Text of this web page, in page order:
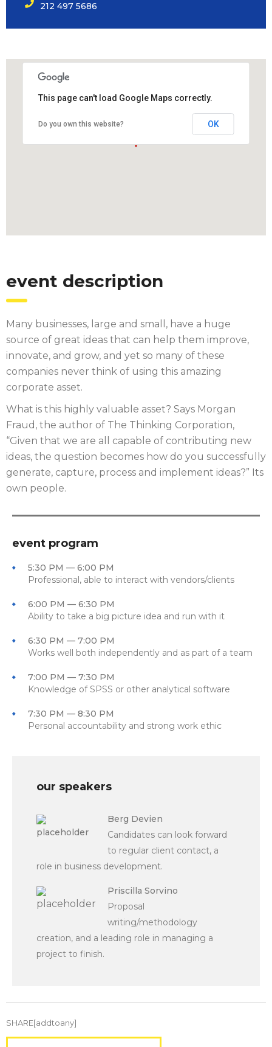
212 497 5686
This page can't load Google Maps correctly.
Do you own this website? OK
event description
Many businesses, large and small, have a huge
source of great ideas that can help them improve,
innovate, and grow, and yet so many of these
companies never think of using this amazing
corporate asset.
What is this highly valuable asset? Says Morgan
Fraud, the author of The Thinking Corporation,
“Given that we are all capable of contributing new
ideas, the question becomes how do you successfully
generate, capture, process and implement ideas?” Its
own people.
event program
5:30 PM — 6:00 PM
Professional, able to interact with vendors/clients
6:00 PM — 6:30 PM
Ability to take a big picture idea and run with it
6:30 PM — 7:00 PM
Works well both independently and as part of a team
7:00 PM — 7:30 PM
Knowledge of SPSS or other analytical software
7:30 PM — 8:30 PM
Personal accountability and strong work ethic
our speakers
Berg Devien
Candidates can look forward
to regular client contact, a
role in business development.
Priscilla Sorvino
Proposal
writing/methodology
creation, and a leading role in managing a
project to finish.
SHARE[addtoany]